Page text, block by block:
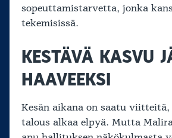
sopeuttamistarvetta, jonka
tekemisissä.
KESTÄVÄ KASVU
HAAVEEKSI
Kesän aikana on saatu viitteitä,
talous alkaa elpyä. Mutta